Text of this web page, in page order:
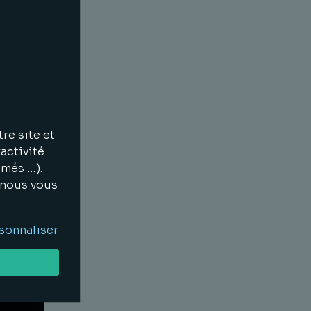
site et
…).
vous